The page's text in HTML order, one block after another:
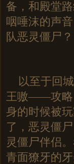
备，和殿堂
咽唾沫的声
队恶灵僵尸？
以至于回城
王嗷——攻略
身的时候被
了，恶灵僵
灵僵尸伴侣
青面獠牙的